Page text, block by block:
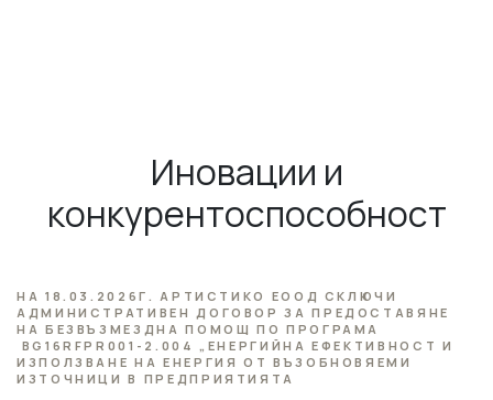
Иновации и
конкурентоспособност
НА 18.03.2026Г.АРТИСТИКО ЕООД СКЛЮЧИ
АДМИНИСТРАТИВЕН ДОГОВОР ЗА ПРЕДОСТАВЯНЕ
НА БЕЗВЪЗМЕЗДНА ПОМОЩ ПО ПРОГРАМА
BG16RFPR001-2.004 „EНЕРГИЙНА ЕФЕКТИВНОСТ И
ИЗПОЛЗВАНЕ НА ЕНЕРГИЯ ОТ ВЪЗОБНОВЯЕМИ
ИЗТОЧНИЦИ В ПРЕДПРИЯТИЯТА